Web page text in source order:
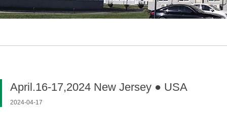
April.16-17,2024 New Jersey ● USA
2024-04-17